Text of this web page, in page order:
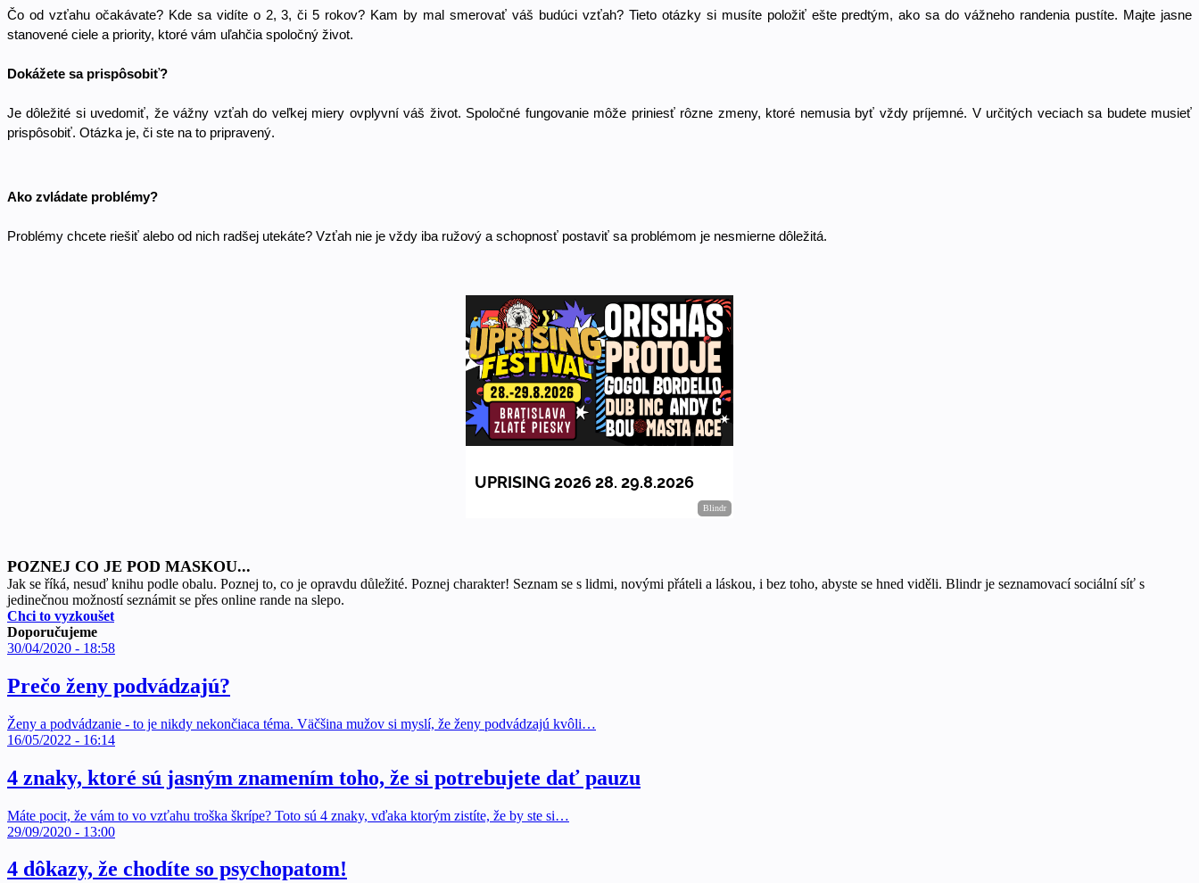
Čo od vzťahu očakávate? Kde sa vidíte o 2, 3, či 5 rokov? Kam by mal smerovať váš budúci vzťah? Tieto otázky si musíte položiť ešte predtým, ako sa do vážneho randenia pustíte. Majte jasne
stanovené ciele a priority, ktoré vám uľahčia spoločný život.
Dokážete sa prispôsobiť?
Je dôležité si uvedomiť, že vážny vzťah do veľkej miery ovplyvní váš život. Spoločné fungovanie môže priniesť rôzne zmeny, ktoré nemusia byť vždy príjemné. V určitých veciach sa budete musieť
prispôsobiť. Otázka je, či ste na to pripravený.
Ako zvládate problémy?
Problémy chcete riešiť alebo od nich radšej utekáte? Vzťah nie je vždy iba ružový a schopnosť postaviť sa problémom je nesmierne dôležitá.
POZNEJ CO JE POD MASKOU...
Jak se říká, nesuď knihu podle obalu. Poznej to, co je opravdu důležité. Poznej charakter! Seznam se s lidmi, novými přáteli a láskou, i bez toho, abyste se hned viděli. Blindr je seznamovací sociální síť s
jedinečnou možností seznámit se přes online rande na slepo.
Chci to vyzkoušet
Doporučujeme
30/04/2020 - 18:58
Prečo ženy podvádzajú?
Ženy a podvádzanie - to je nikdy nekončiaca téma. Väčšina mužov si myslí, že ženy podvádzajú kvôli…
16/05/2022 - 16:14
4 znaky, ktoré sú jasným znamením toho, že si potrebujete dať pauzu
Máte pocit, že vám to vo vzťahu troška škrípe? Toto sú 4 znaky, vďaka ktorým zistíte, že by ste si…
29/09/2020 - 13:00
4 dôkazy, že chodíte so psychopatom!